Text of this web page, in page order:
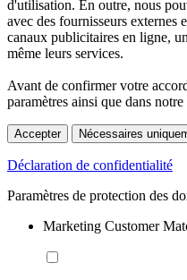
d'utilisation. En outre, nous
avec des fournisseurs externes
canaux publicitaires en ligne,
même leurs services.
Avant de confirmer votre
paramètres ainsi que dans notre
Accepter Nécessaires
Déclaration de confidentialité
Paramètres de protection des
Marketing Customer